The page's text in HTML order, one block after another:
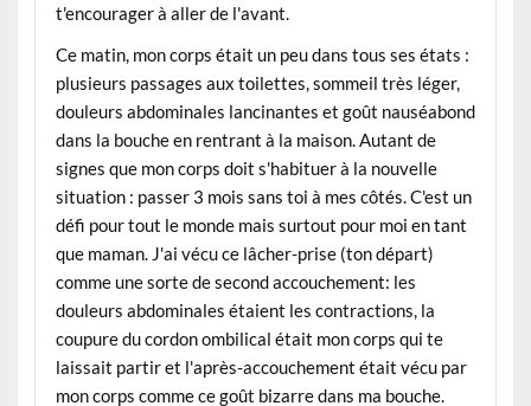
t'encourager à aller de l'avant.
Ce matin, mon corps était un peu dans tous ses états :
plusieurs passages aux toilettes, sommeil très léger,
douleurs abdominales lancinantes et goût nauséabond
dans la bouche en rentrant à la maison. Autant de
signes que mon corps doit s'habituer à la nouvelle
situation : passer 3 mois sans toi à mes côtés. C'est un
défi pour tout le monde mais surtout pour moi en tant
que maman. J'ai vécu ce lâcher-prise (ton départ)
comme une sorte de second accouchement: les
douleurs abdominales étaient les contractions, la
coupure du cordon ombilical était mon corps qui te
laissait partir et l'après-accouchement était vécu par
mon corps comme ce goût bizarre dans ma bouche.